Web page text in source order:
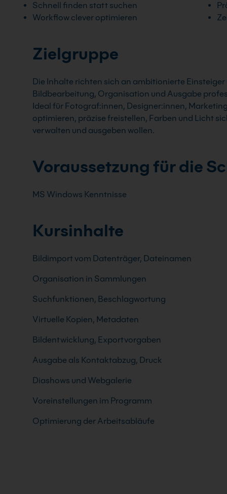
Schnell finden statt suchen
Workflow clever optimieren
Zielgruppe
Die Inhalte richten sich an ambitionierte
Bildbearbeitung, Organisation und Ausgabe
Ideal für Fotograf:innen, Designer:innen,
optimieren, präzise freistellen, Farben und Licht
verwalten und ausgeben wollen.
Voraussetzung für die
MS Windows Kenntnisse
Kursinhalte
Bildimport vom Datenträger, Dateinamen
Organisation in Sammlungen
Suchfunktionen, Beschlagwortung
Virtuelle Kopien, Metadaten
Bildentwicklung, Exportvorgaben
Ausgabe als Kontaktabzug, Druck
Diashows und Webgalerie
Voreinstellungen im Programm
Optimierung der Arbeitsabläufe